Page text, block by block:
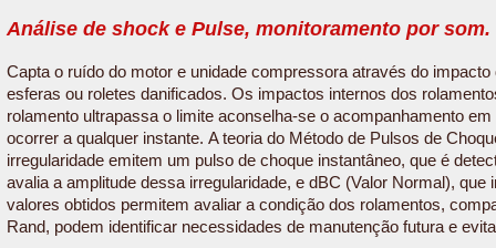
Análise de shock e Pulse, monitoramento por som.
Capta o ruído do motor e unidade compressora através do
esferas ou roletes danificados. Os impactos internos dos
rolamento ultrapassa o limite aconselha-se o acompanhamento
ocorrer a qualquer instante. A teoria do Método de Pulsos de
irregularidade emitem um pulso de choque instantâneo, que é
avalia a amplitude dessa irregularidade, e dBC (Valor Normal),
valores obtidos permitem avaliar a condição dos rolamentos,
Rand, podem identificar necessidades de manutenção futura e